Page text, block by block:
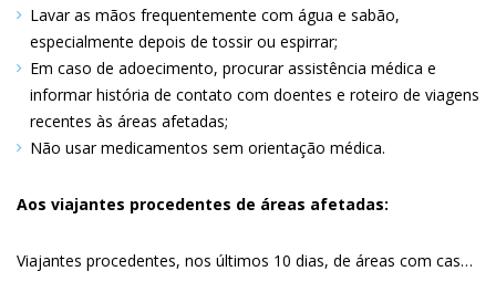
Lavar as mãos frequentemente com água e sabão,
especialmente depois de tossir ou espirrar
Em caso de adoecimento, procurar assistência médica e
informar história de contato com doentes e roteiro de viagens
recentes às áreas afetadas
Não usar medicamentos sem orientação médica
Aos viajantes procedentes de áreas afetadas:
Viajantes procedentes, nos últimos 10 dias, de áreas com casos confirmados de influenza A (H1N1) em humanos e que apresentem febre alta repentina, superior a 38ºC, acompanhada de tosse e/ou dores de cabeça, musculares e nas articulações, devem: